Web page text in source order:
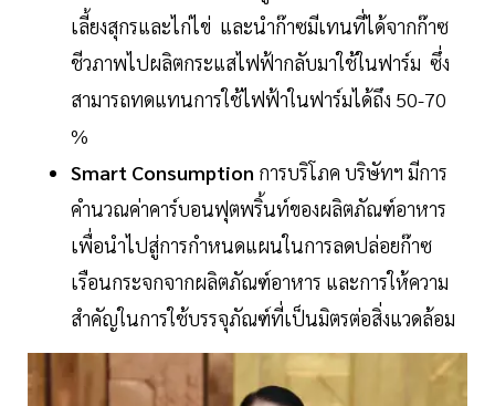
เลี้ยงสุกรและไก่ไข่ และนำก๊าซมีเทนที่ได้จากก๊าซ
ชีวภาพไปผลิตกระแสไฟฟ้ากลับมาใช้ในฟาร์ม ซึ่ง
สามารถทดแทนการใช้ไฟฟ้าในฟาร์มได้ถึง 50-70
%
Smart Consumption การบริโภค บริษัทฯ มีการ
คำนวณค่าคาร์บอนฟุตพริ้นท์ของผลิตภัณฑ์อาหาร
เพื่อนำไปสู่การกำหนดแผนในการลดปล่อยก๊าซ
เรือนกระจกจากผลิตภัณฑ์อาหาร และการให้ความ
สำคัญในการใช้บรรจุภัณฑ์ที่เป็นมิตรต่อสิ่งแวดล้อม